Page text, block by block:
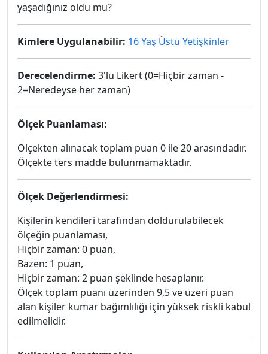
yaşadığınız oldu mu?
Kimlere Uygulanabilir: 16 Yaş Üstü Yetişkinler
Derecelendirme: 3'lü Likert (0=Hiçbir zaman -
2=Neredeyse her zaman)
Ölçek Puanlaması:
Ölçekten alınacak toplam puan 0 ile 20 arasındadır.
Ölçekte ters madde bulunmamaktadır.
Ölçek Değerlendirmesi:
Kişilerin kendileri tarafından doldurulabilecek
ölçeğin puanlaması,
Hiçbir zaman: 0 puan,
Bazen: 1 puan,
Hiçbir zaman: 2 puan şeklinde hesaplanır.
Ölçek toplam puanı üzerinden 9,5 ve üzeri puan
alan kişiler kumar bağımlılığı için yüksek riskli kabul
edilmelidir.